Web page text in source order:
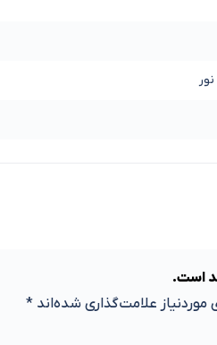
است.
علامت‌گذاری شده‌اند *